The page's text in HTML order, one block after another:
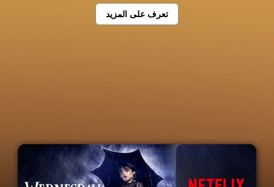
قائمة
لا
تعرف على المزيد